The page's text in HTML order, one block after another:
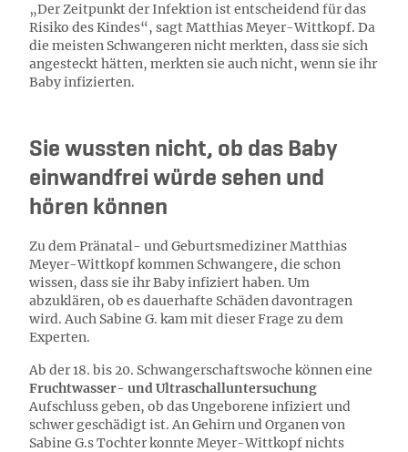
„Der Zeitpunkt der Infektion ist entscheidend für das
Risiko des Kindes“, sagt Matthias Meyer-Wittkopf. Da
die meisten Schwangeren nicht merkten, dass sie sich
angesteckt hätten, merkten sie auch nicht, wenn sie ihr
Baby infizierten.
Sie wussten nicht, ob das Baby
einwandfrei würde sehen und
hören können
Zu dem Pränatal- und Geburtsmediziner Matthias
Meyer-Wittkopf kommen Schwangere, die schon
wissen, dass sie ihr Baby infiziert haben. Um
abzuklären, ob es dauerhafte Schäden davontragen
wird. Auch Sabine G. kam mit dieser Frage zu dem
Experten.
Ab der 18. bis 20. Schwangerschaftswoche können eine
Fruchtwasser- und Ultraschalluntersuchung
Aufschluss geben, ob das Ungeborene infiziert und
schwer geschädigt ist. An Gehirn und Organen von
Sabine G.s Tochter konnte Meyer-Wittkopf nichts